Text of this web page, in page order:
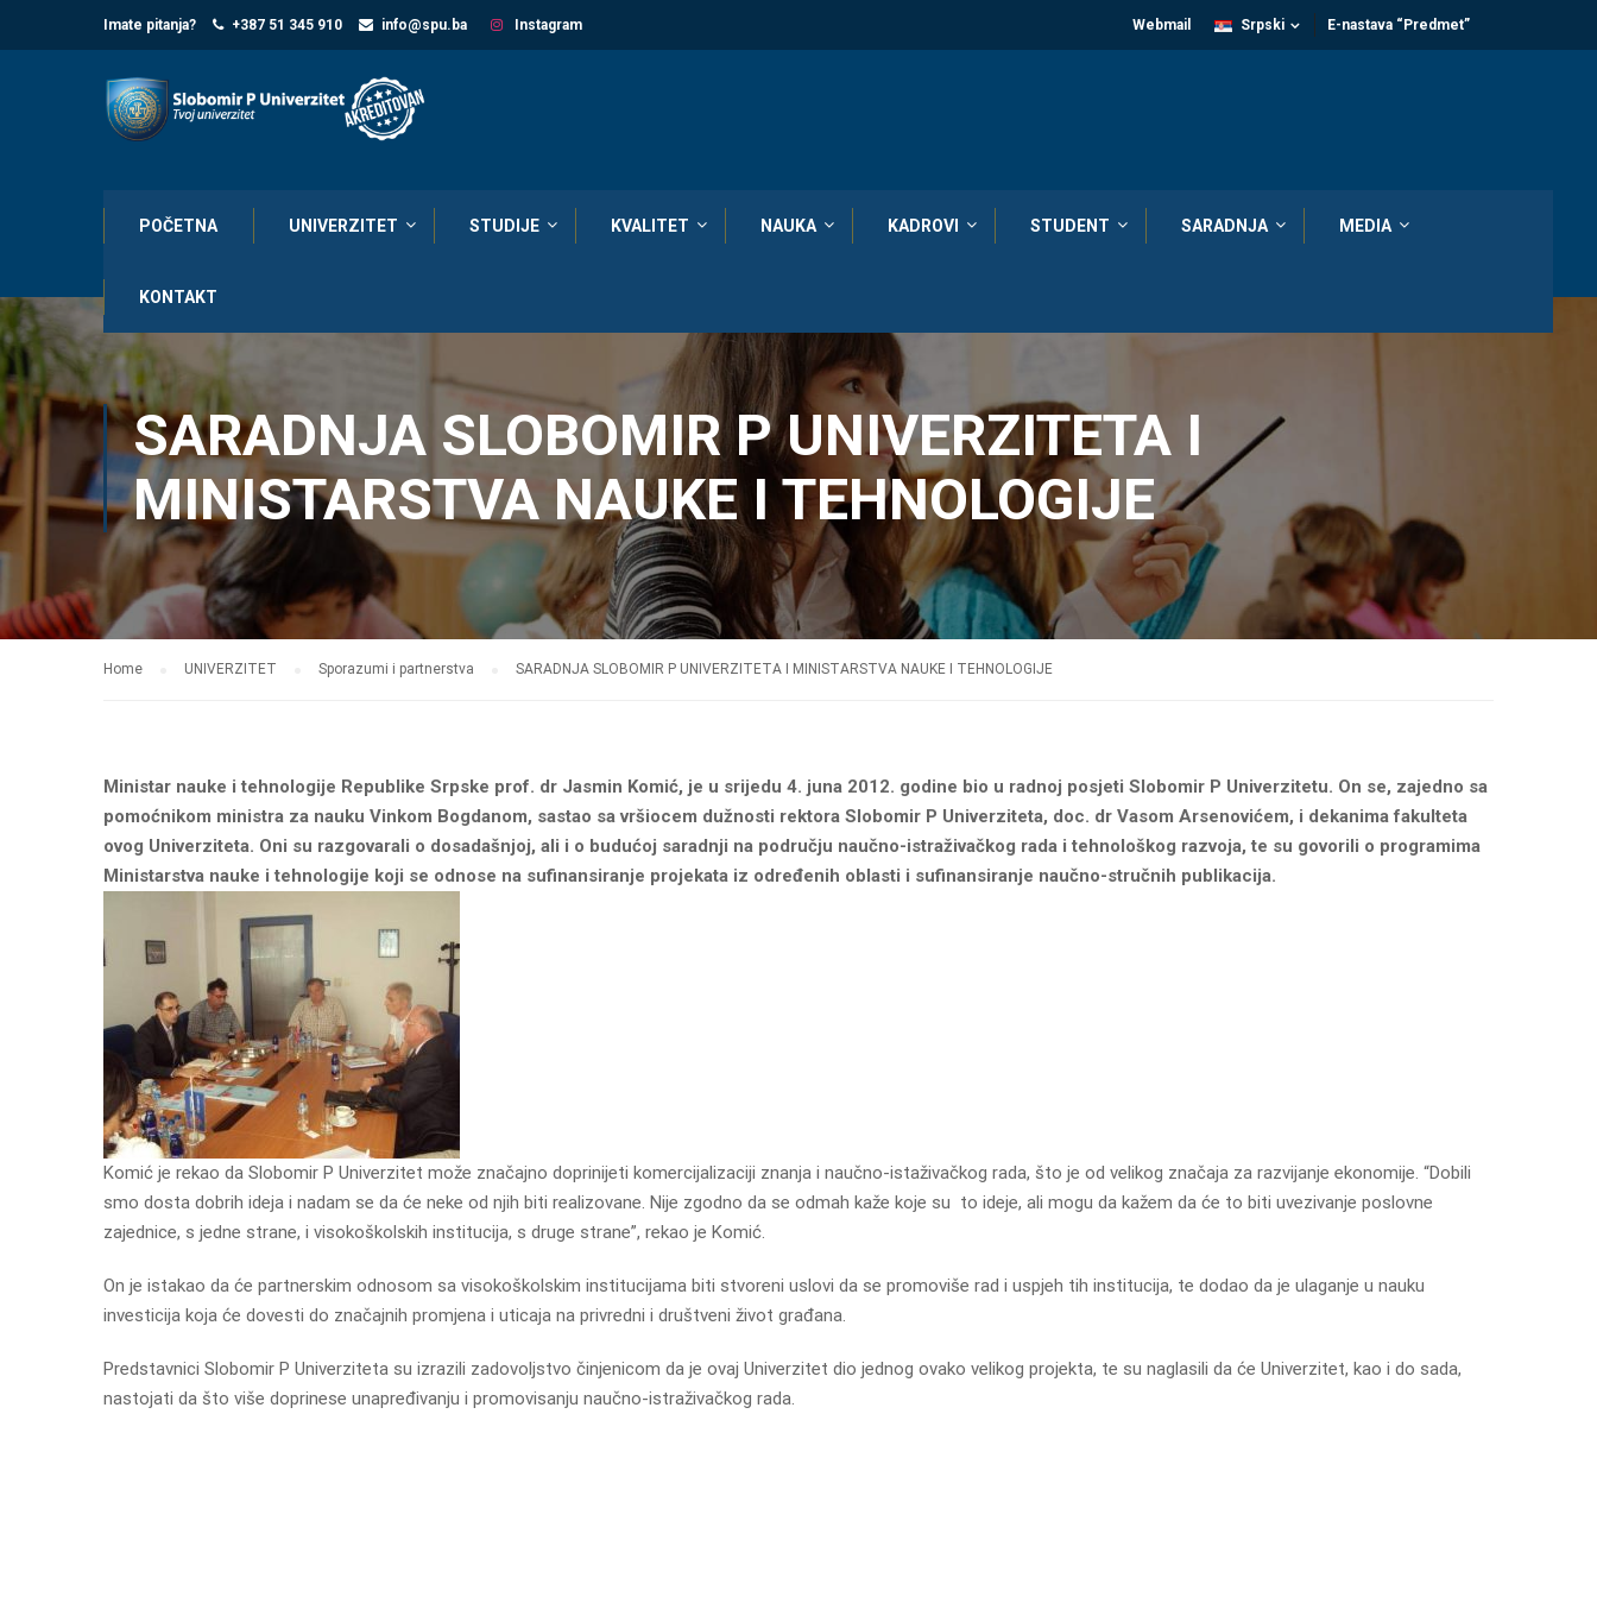
Imate pitanja? +387 51 345 910 info@spu.ba Instagram E-nastava “Predmet”
Srpski
Webmail
POČETNA UNIVERZITET STUDIJE KVALITET NAUKA KADROVI STUDENT SARADNJA MEDIA
KONTAKT
SARADNJA SLOBOMIR P UNIVERZITETA I
MINISTARSTVA NAUKE I TEHNOLOGIJE
Home UNIVERZITET Sporazumi i partnerstva SARADNJA SLOBOMIR P UNIVERZITETA I MINISTARSTVA NAUKE I TEHNOLOGIJE
Ministar nauke i tehnologije Republike Srpske prof. dr Jasmin Komić, je u srijedu 4. juna 2012. godine bio u radnoj posjeti Slobomir P Univerzitetu. On se, zajedno sa
pomoćnikom ministra za nauku Vinkom Bogdanom, sastao sa vršiocem dužnosti rektora Slobomir P Univerziteta, doc. dr Vasom Arsenovićem, i dekanima fakulteta
ovog Univerziteta. Oni su razgovarali o dosadašnjoj, ali i o budućoj saradnji na području naučno-istraživačkog rada i tehnološkog razvoja, te su govorili o programima
Ministarstva nauke i tehnologije koji se odnose na sufinansiranje projekata iz određenih oblasti i sufinansiranje naučno-stručnih publikacija.
Komić je rekao da Slobomir P Univerzitet može značajno doprinijeti komercijalizaciji znanja i naučno-istaživačkog rada, što je od velikog značaja za razvijanje ekonomije. “Dobili
smo dosta dobrih ideja i nadam se da će neke od njih biti realizovane. Nije zgodno da se odmah kaže koje su to ideje, ali mogu da kažem da će to biti uvezivanje poslovne
zajednice, s jedne strane, i visokoškolskih institucija, s druge strane”, rekao je Komić.
On je istakao da će partnerskim odnosom sa visokoškolskim institucijama biti stvoreni uslovi da se promoviše rad i uspjeh tih institucija, te dodao da je ulaganje u nauku
investicija koja će dovesti do značajnih promjena i uticaja na privredni i društveni život građana.
Predstavnici Slobomir P Univerziteta su izrazili zadovoljstvo činjenicom da je ovaj Univerzitet dio jednog ovako velikog projekta, te su naglasili da će Univerzitet, kao i do sada,
nastojati da što više doprinese unapređivanju i promovisanju naučno-istraživačkog rada.